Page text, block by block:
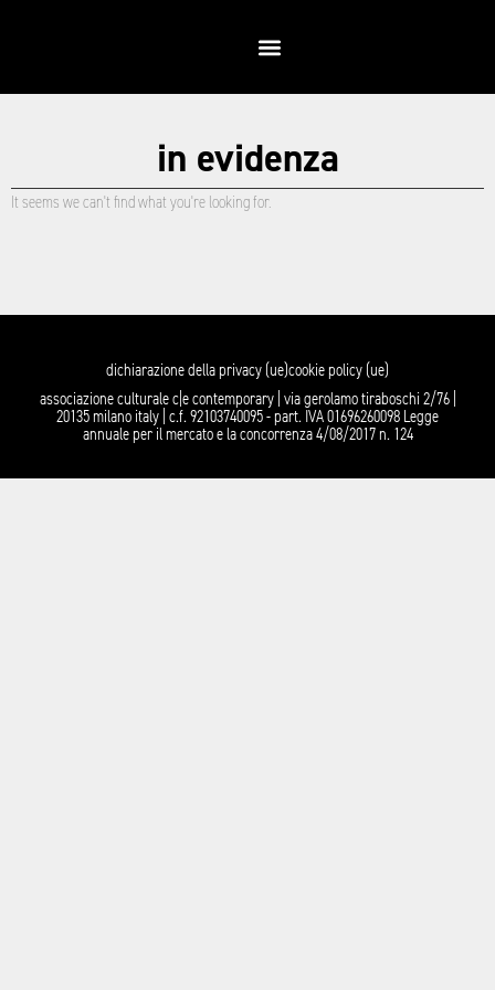
in evidenza
It seems we can't find what you're looking for.
dichiarazione della privacy (ue)cookie policy (ue)
associazione culturale c|e contemporary | via gerolamo tiraboschi 2/76 |
20135 milano italy | c.f. 92103740095 - part. IVA 01696260098 Legge
annuale per il mercato e la concorrenza 4/08/2017 n. 124